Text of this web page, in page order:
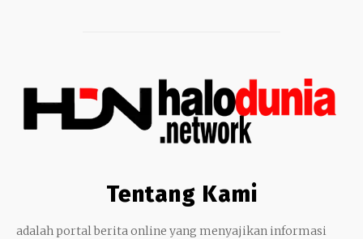
Tentang Kami
adalah portal berita online yang menyajikan informasi